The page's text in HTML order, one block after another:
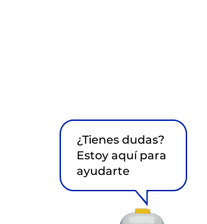
¿Tienes dudas?
Estoy aquí para
ayudarte